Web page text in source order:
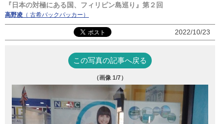
『日本の対極にある国、フィリピン島巡り』第２回
高野凌 （ 古希バックパッカー）
2022/10/23
この写真の記事へ戻る
（画像 1/7）